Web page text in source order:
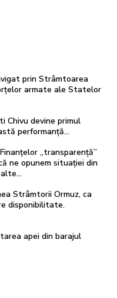
prin Strâmtoarea
armate ale Statelor
Chivu devine primul
performanță…
„transparență”
ne opunem situației din
Strâmtorii Ormuz, ca
disponibilitate.
apei din barajul